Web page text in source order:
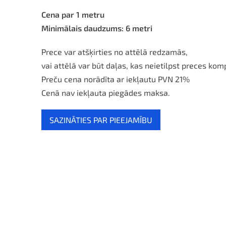
Cena par 1 metru
Minimālais daudzums: 6 metri
Prece var atšķirties no attēlā redzamās,
vai attēlā var būt daļas, kas neietilpst preces
Preču cena norādīta ar iekļautu PVN 21%
Cenā nav iekļauta piegādes maksa.
SAZINĀTIES PAR PIEEJAMĪBU